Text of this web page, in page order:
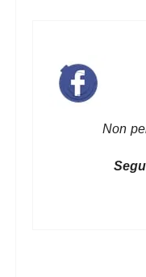
Non